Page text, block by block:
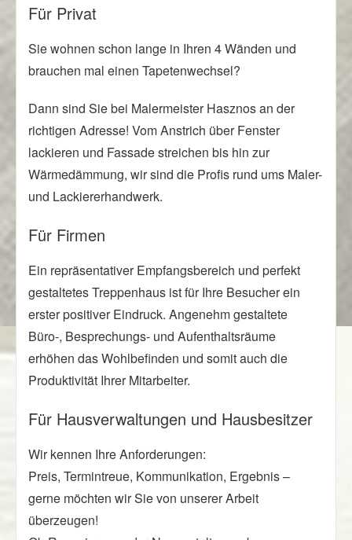
Für Privat
Sie wohnen schon lange in Ihren 4 Wänden und
brauchen mal einen Tapetenwechsel?
Dann sind Sie bei Malermeister Hasznos an der
richtigen Adresse! Vom Anstrich über Fenster
lackieren und Fassade streichen bis hin zur
Wärmedämmung, wir sind die Profis rund ums Maler-
und Lackiererhandwerk.
Für Firmen
Ein repräsentativer Empfangsbereich und perfekt
gestaltetes Treppenhaus ist für Ihre Besucher ein
erster positiver Eindruck. Angenehm gestaltete
Büro-, Besprechungs- und Aufenthaltsräume
erhöhen das Wohlbefinden und somit auch die
Produktivität Ihrer Mitarbeiter.
Für Hausverwaltungen und Hausbesitzer
Wir kennen Ihre Anforderungen:
Preis, Termintreue, Kommunikation, Ergebnis –
gerne möchten wir Sie von unserer Arbeit
überzeugen!